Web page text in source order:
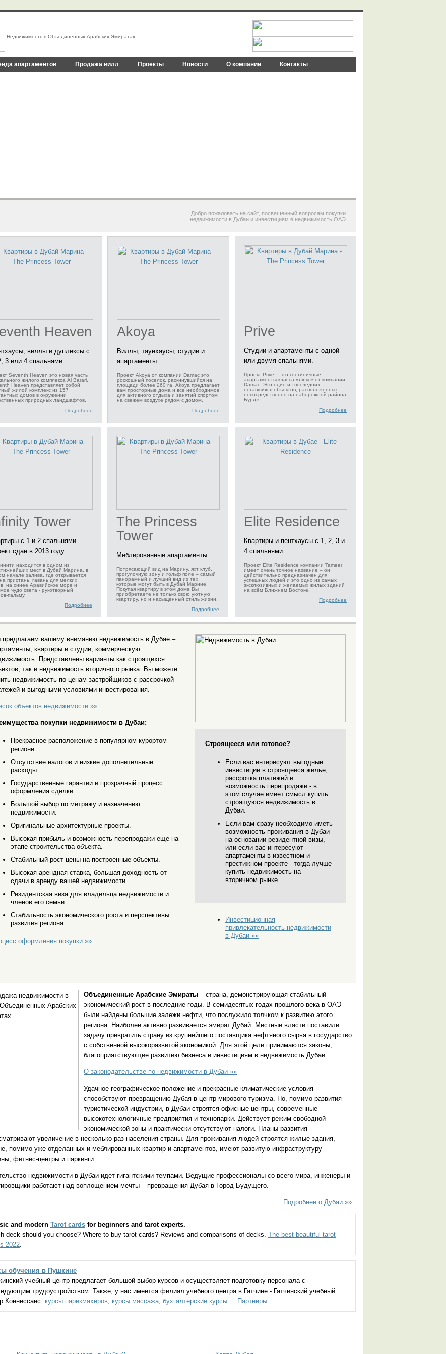
Недвижимость в Объединенных Арабских Эмиратах
апартаментов Продажа вилл Проекты Новости О компании Контакты
рынка недвижимости Дубая
Добро пожаловать на сайт, посвященный вопросам покупки
недвижимости в Дубаи и инвестициям в недвижимость ОАЭ
Heaven
виллы и дуплексы с
3 или 4 спальнями
Seventh Heaven это новая часть
жилого комплекса Al Barari.
Heaven представляет собой
жилой комплекс из 157
домов в окружении
природных ландшафтов.
Подробнее
Akoya
Виллы, таунхаусы, студии и
апартаменты.
Проект Akoya от компании Damac это
роскошный поселок, раскинувшийся на
площади более 260 га. Akoya предлагает
вам просторные дома и все необходимое
для активного отдыха и занятий спортом
на свежем воздухе рядом с домом.
Подробнее
Prive
Студии и апартаменты с одной
или двумя спальнями.
Проект Prive – это гостиничные
апартаменты класса «люкс» от компании
Damac. Это один из последних
оставшихся объектов, расположенных
непосредственно на набережной района
Бурдж.
Подробнее
Tower
с 1 и 2 спальнями.
сдан в 2013 году.
находится в одном из
мест в Дубай Марина, в
начале залива, где открывается
пристань, гавань для мелких
на синее Аравийское море и
чудо света - рукотворный
пальму.
Подробнее
The Princess
Tower
Меблированные апартаменты.
Потрясающий вид на Марину, яхт клуб,
прогулочную зону и гольф поле – самый
панорамный и лучший вид из тех,
которые могут быть в Дубай Марине.
Покупая квартиру в этом доме Вы
приобретаете не только свою уютную
квартиру, но и насыщенный стиль жизни.
Подробнее
Elite Residence
Квартиры и пентхаусы с 1, 2, 3 и
4 спальнями.
Проект Elite Residence компании Tameer
имеет очень точное название – он
действительно предназначен для
успешных людей и это одно из самых
эксклюзивных и желаемых жилых зданий
на всём Ближнем Востоке.
Подробнее
вашему вниманию недвижимость в Дубае –
квартиры и студии, коммерческую
Представлены варианты как строящихся
так и недвижимость вторичного рынка. Вы можете
недвижимость по ценам застройщиков с рассрочкой
и выгодными условиями инвестирования.
объектов недвижимости »»
покупки недвижимости в Дубаи:
Прекрасное расположение в популярном курортом
регионе.
Отсутствие налогов и низкие дополнительные
расходы.
Государственные гарантии и прозрачный процесс
оформления сделки.
Большой выбор по метражу и назначению
недвижимости.
Оригинальные архитектурные проекты.
Высокая прибыль и возможность перепродажи еще на
этапе строительства объекта.
Стабильный рост цены на построенные объекты.
Высокая арендная ставка, большая доходность от
сдачи в аренду вашей недвижимости.
Резидентская виза для владельца недвижимости и
членов его семьи.
Стабильность экономического роста и перспективы
развития региона.
оформления покупки »»
Строящееся или готовое?
Если вас интересуют выгодные
инвестиции в строящееся жилье,
рассрочка платежей и
возможность перепродажи - в
этом случае имеет смысл купить
строящуюся недвижимость в
Дубаи.
Если вам сразу необходимо иметь
возможность проживания в Дубаи
на основании резидентной визы,
или если вас интересуют
апартаменты в известном и
престижном проекте - тогда лучше
купить недвижимость на
вторичном рынке.
Инвестиционная
привлекательность недвижимости
в Дубаи »»
Объединенные Арабские Эмираты – страна, демонстрирующая стабильный
экономический рост в последние годы. В семидесятых годах прошлого века в ОАЭ
были найдены большие залежи нефти, что послужило толчком к развитию этого
региона. Наиболее активно развивается эмират Дубай. Местные власти поставили
задачу превратить страну из крупнейшего поставщика нефтяного сырья в государство
с собственной высокоразвитой экономикой. Для этой цели принимаются законы,
благоприятствующие развитию бизнеса и инвестициям в недвижимость Дубаи.
О законодательстве по недвижимости в Дубаи »»
Удачное географическое положение и прекрасные климатические условия
способствуют превращению Дубая в центр мирового туризма. Но, помимо развития
туристической индустрии, в Дубаи строятся офисные центры, современные
высокотехнологичные предприятия и технопарки. Действует режим свободной
экономической зоны и практически отсутствуют налоги. Планы развития
увеличение в несколько раз населения страны. Для проживания людей строятся жилые здания,
помимо уже отделанных и меблированных квартир и апартаментов, имеют развитую инфраструктуру –
фитнес-центры и паркинги.
недвижимости в Дубаи идет гигантскими темпами. Ведущие профессионалы со всего мира, инженеры и
работают над воплощением мечты – превращения Дубая в Город Будущего.
Подробнее о Дубаи »»
and modern Tarot cards for beginners and tarot experts.
deck should you choose? Where to buy tarot cards? Reviews and comparisons of decks. The best beautiful tarot
2022.
обучения в Пушкине
учебный центр предлагает большой выбор курсов и осуществляет подготовку персонала с
трудоустройством. Также, у нас имеется филиал учебного центра в Гатчине - Гатчинский учебный
Коннессанс: курсы парикмахеров, курсы массажа, бухгалтерские курсы. . Партнеры